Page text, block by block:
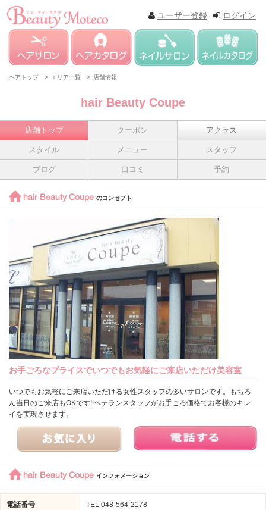
ログイン
ユーザー登録
ヘアトップ > エリア一覧 > 店舗情報
hair Beauty Coupe
店舗トップ クーポン アクセス
スタイル メニュー スタッフ
ブログ 口コミ 予約
hair Beauty Coupe のコンセプト
お手ごろなプライスでいつでもお気軽にご来店いただけ美容室
いつでもお気軽にご来店いただける女性スタッフの多いサロンです。もちろ
ん当日のご来店もOKです!!ベテランスタッフがお手ごろ価格でお客様のキレ
イを実現させます。
hair Beauty Coupe インフォメーション
電話番号 TEL:048-564-2178